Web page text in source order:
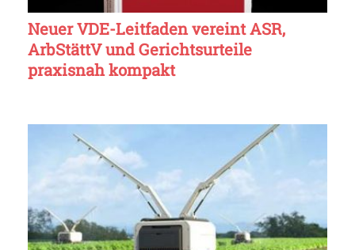
Neuer VDE-Leitfaden vereint ASR,
ArbStättV und Gerichtsurteile
praxisnah kompakt